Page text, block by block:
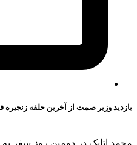
بازدید وزیر صمت از آخرین حلقه زنجیره
محمد اتابک در دومین روز سفر به